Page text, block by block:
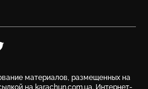
Telegramна Twitter
материалов, размещенных на